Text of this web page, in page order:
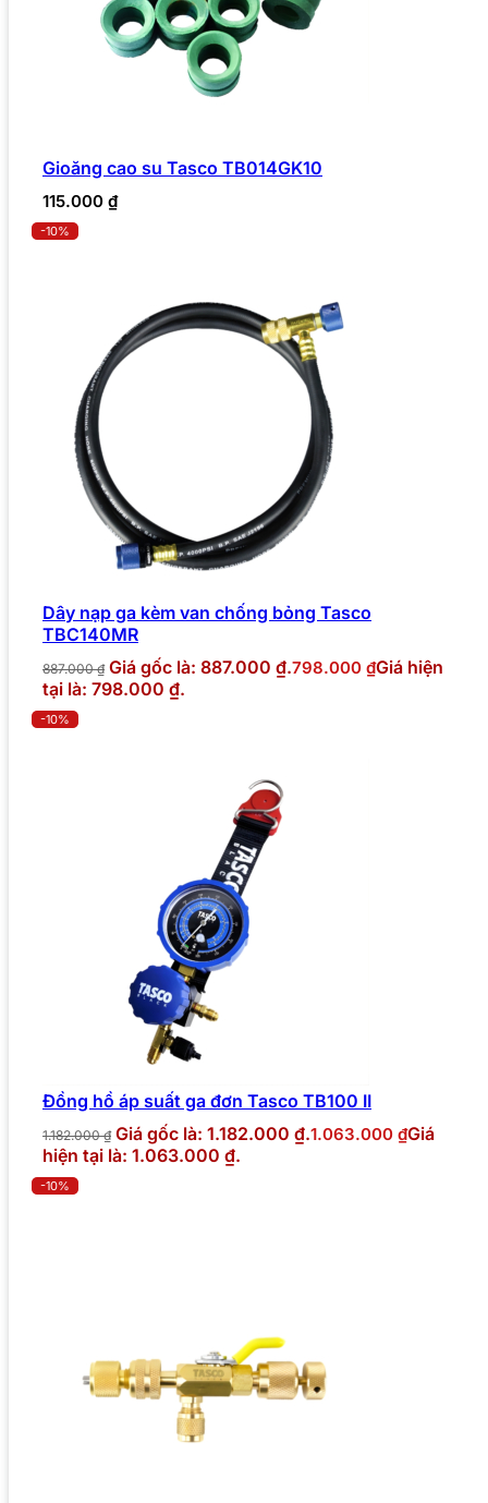
Gioăng cao su Tasco TB014GK10
115.000 ₫
-10%
Dây nạp ga kèm van chống bỏng Tasco
TBC140MR
887.000₫ Giá gốc là: 887.000 ₫.798.000 ₫Giá hiện
tại là: 798.000 ₫.
-10%
Đồng hồ áp suất ga đơn Tasco TB100 II
1.182.000₫ Giá gốc là: 1.182.000 ₫.1.063.000 ₫Giá
hiện tại là: 1.063.000 ₫.
-10%